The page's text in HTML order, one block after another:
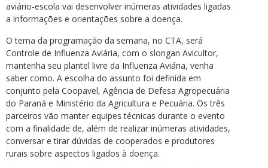
aviário-escola vai desenvolver inúmeras atividades ligadas
a informações e orientações sobre a doença.
O tema da programação da semana, no CTA, será
Controle de Influenza Aviária, com o slongan Avicultor,
mantenha seu plantel livre da Influenza Aviária, venha
saber como. A escolha do assunto foi definida em
conjunto pela Coopavel, Agência de Defesa Agropecuária
do Paraná e Ministério da Agricultura e Pecuária. Os três
parceiros vão manter equipes técnicas durante o evento
com a finalidade de, além de realizar inúmeras atividades,
conversar e tirar dúvidas de cooperados e produtores
rurais sobre aspectos ligados à doença.